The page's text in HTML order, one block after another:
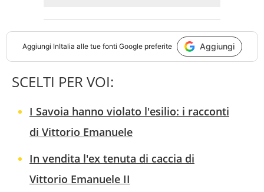
Aggiungi InItalia alle tue fonti Google preferite Aggiungi
SCELTI PER VOI:
I Savoia hanno violato l'esilio: i racconti
di Vittorio Emanuele
In vendita l'ex tenuta di caccia di
Vittorio Emanuele II